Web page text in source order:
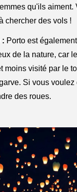
qu'ils aiment.
chercher des vols !
: Porto est
de la nature, car
moins visité par le
Si vous
des roues.